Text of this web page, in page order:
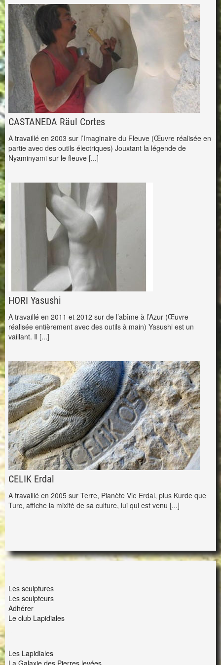
CASTANEDA Räul Cortes
A travaillé en 2003 sur l’Imaginaire du Fleuve (Œuvre réalisée en
partie avec des outils électriques) Jouxtant la légende de
Nyaminyami sur le fleuve [...]
HORI Yasushi
A travaillé en 2011 et 2012 sur de l’abîme à l’Azur (Œuvre
réalisée entièrement avec des outils à main) Yasushi est un
vaillant. Il [...]
CELIK Erdal
A travaillé en 2005 sur Terre, Planète Vie Erdal, plus Kurde que
Turc, affiche la mixité de sa culture, lui qui est venu [...]
Les sculptures
Les sculpteurs
Adhérer
Le club Lapidiales
Les Lapidiales
La Galaxie des Pierres levées